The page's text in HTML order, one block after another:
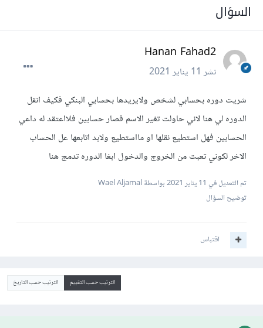
السؤال
Hanan Fahad2
نشر11 يناير 2021
شريت دوره بحسابي لشخص ولايريدها بحسابي البنكي فكيف انقل
الدوره لي هنا لاني حاولت تغير الاسم فصار حسابين فلااعتقد له داعي
الحسابين فهل استطيع نقلها او مااستطيع ولابد اتابعها عل الحساب
الاخر لكوني تعبت من الخروج والدخول ابغا الدوره تدمج هنا
تم التعديل في 11 يناير 2021
بواسطة Wael Aljamal
توضيح السؤال
اقتباس
الترتيب حسب التقييم الترتيب حسب التاريخ